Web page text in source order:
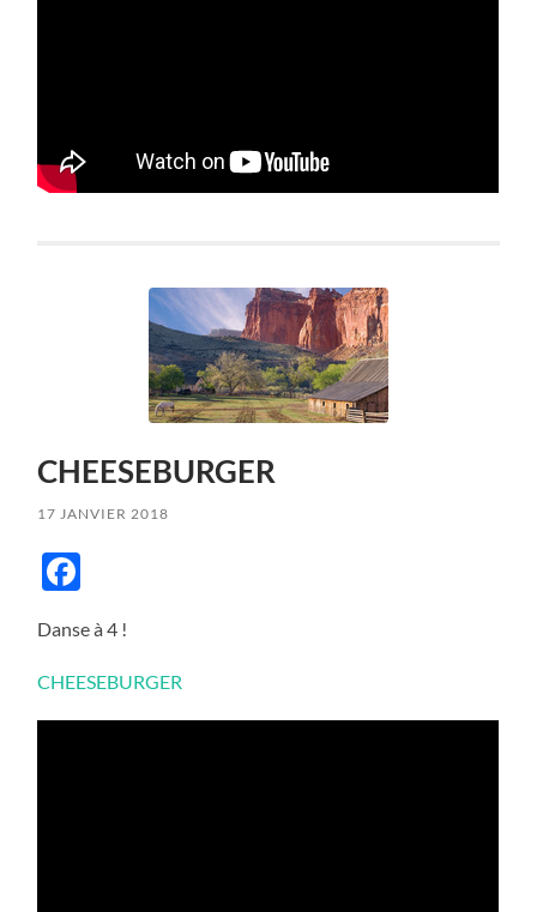
CHEESEBURGER
17 JANVIER 2018
Danse à 4 !
CHEESEBURGER